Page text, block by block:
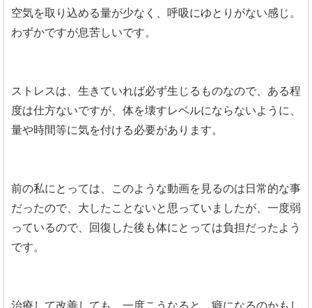
空気を取り込める量が少なく、呼吸にゆとりがない感じ。
わずかですが息苦しいです。
ストレスは、生きていれば必ず生じるものなので、ある程
度は仕方ないですが、体を壊すレベルにならないように、
量や時間等に気を付ける必要があります。
前の私にとっては、このような動画を見るのは日常的な事
だったので、大したことないと思っていましたが、一度弱
っているので、回復した後も体にとっては負担だったよう
です。
治療して改善しても、一度こうなると、癖になるのかもし